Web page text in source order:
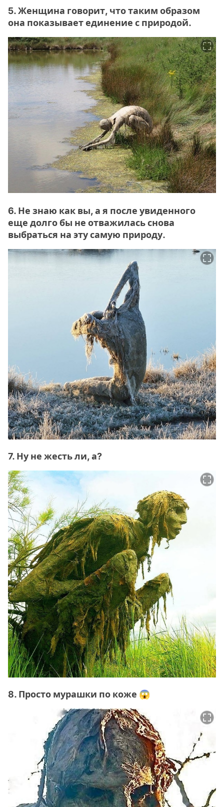
5. Женщина говорит, что таким образом
она показывает единение с природой.
6. Не знаю как вы, а я после увиденного
еще долго бы не отважилась снова
выбраться на эту самую природу.
7. Ну не жесть ли, а?
8. Просто мурашки по коже 😱